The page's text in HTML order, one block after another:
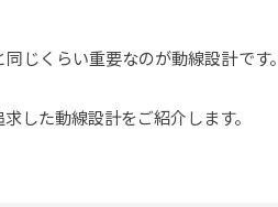
じくらい重要なのが動線設計で
した動線設計をご紹介します。